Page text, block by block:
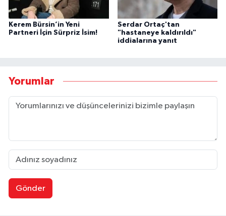
Kerem Bürsin’in Yeni
Partneri İçin Sürpriz İsim!
Serdar Ortaç'tan
"hastaneye kaldırıldı"
iddialarına yanıt
Yorumlar
Gönder